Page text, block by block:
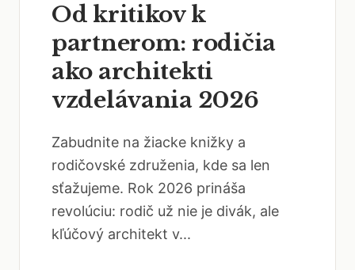
Od kritikov k
partnerom: rodičia
ako architekti
vzdelávania 2026
Zabudnite na žiacke knižky a
rodičovské združenia, kde sa len
sťažujeme. Rok 2026 prináša
revolúciu: rodič už nie je divák, ale
kľúčový architekt v...